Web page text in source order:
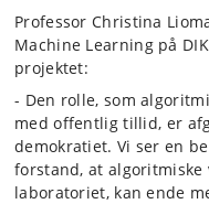
Professor Christina
Machine Learning på
projektet:
- Den rolle, som
med offentlig tillid, er
demokratiet. Vi ser en
forstand, at
laboratoriet, kan ende